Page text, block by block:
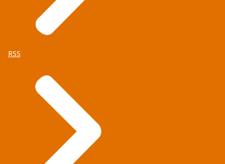
RSS